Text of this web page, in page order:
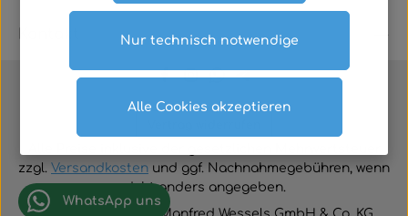
zzgl. Versandkosten und ggf. Nachnahmegebühren, wenn
nicht anders angegeben.
WhatsApp uns
Nur technisch notwendige
Alle Cookies akzeptieren